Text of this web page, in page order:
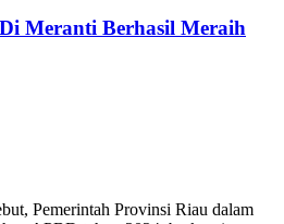
Meranti Berhasil Meraih
Pemerintah Provinsi Riau dalam